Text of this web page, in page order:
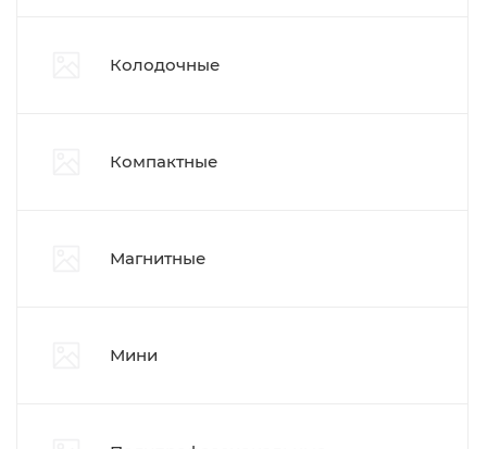
Колодочные
Компактные
Магнитные
Мини